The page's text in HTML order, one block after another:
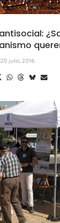
20 julio, 2016